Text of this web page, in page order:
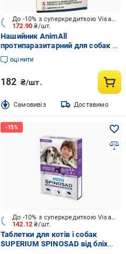
172.90₴/шт.
До -10% з суперкредиткою Visa Вигода
Нашийник AnimAll
протипаразитарний для собак та
котів 60885 шт.
оцінити
182 ₴/шт.
Cамовивіз Доставимо
142.12₴/шт.
До -10% з суперкредиткою Visa Вигода
Таблетки для котів і собак
SUPERIUM SPINOSAD від бліх